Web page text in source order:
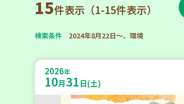
15件表示（1-15件表示）
検索条件 2024年8月22日～、環境
2026年
10月31日(土)